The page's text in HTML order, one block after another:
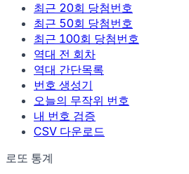
최근 20회 당첨번호
최근 50회 당첨번호
최근 100회 당첨번호
역대 전 회차
역대 간단목록
번호 생성기
오늘의 무작위 번호
내 번호 검증
CSV 다운로드
로또 통계